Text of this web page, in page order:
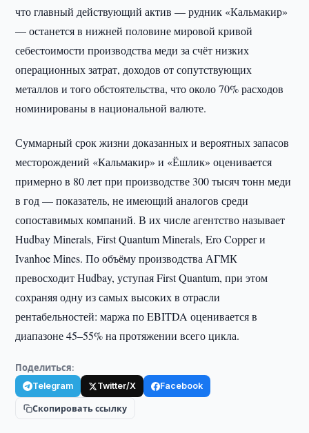
что главный действующий актив — рудник «Кальмакир»
— останется в нижней половине мировой кривой
себестоимости производства меди за счёт низких
операционных затрат, доходов от сопутствующих
металлов и того обстоятельства, что около 70% расходов
номинированы в национальной валюте.
Суммарный срок жизни доказанных и вероятных запасов
месторождений «Кальмакир» и «Ёшлик» оценивается
примерно в 80 лет при производстве 300 тысяч тонн меди
в год — показатель, не имеющий аналогов среди
сопоставимых компаний. В их числе агентство называет
Hudbay Minerals, First Quantum Minerals, Ero Copper и
Ivanhoe Mines. По объёму производства АГМК
превосходит Hudbay, уступая First Quantum, при этом
сохраняя одну из самых высоких в отрасли
рентабельностей: маржа по EBITDA оценивается в
диапазоне 45–55% на протяжении всего цикла.
Поделиться:
Telegram Twitter/X Facebook
Скопировать ссылку